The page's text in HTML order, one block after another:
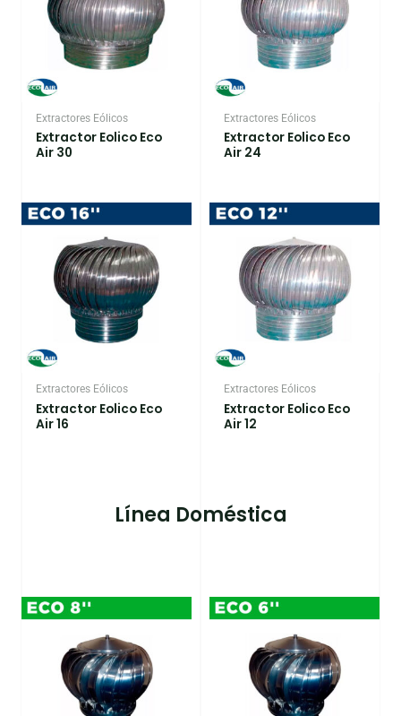
Extractores Eólicos
Extractor Eolico Eco
Air 30
Extractores Eólicos
Extractor Eolico Eco
Air 24
Extractores Eólicos
Extractor Eolico Eco
Air 16
Extractores Eólicos
Extractor Eolico Eco
Air 12
Línea Doméstica